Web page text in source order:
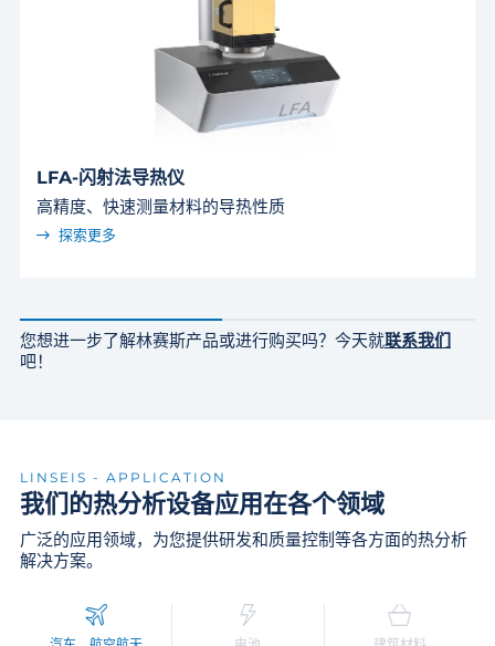
LFA-闪射法导热仪
高精度、快速测量材料的导热性质
探索更多
您想进一步了解林赛斯产品或进行购买吗？今天就联系我们
吧！
LINSEIS - APPLICATION
我们的热分析设备应用在各个领域
广泛的应用领域，为您提供研发和质量控制等各方面的热分析
解决方案。